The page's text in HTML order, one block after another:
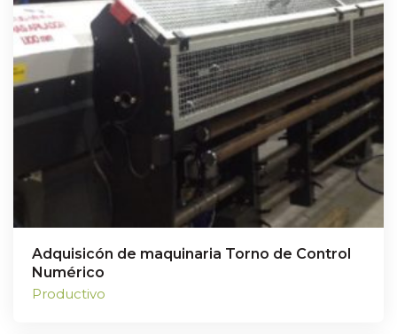
Adquisicón de maquinaria Torno de Control
Numérico
Productivo